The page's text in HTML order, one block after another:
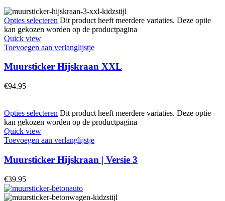
Opties selecteren Dit product heeft meerdere variaties. Deze optie
kan gekozen worden op de productpagina
Quick view
Toevoegen aan verlanglijstje
Muursticker Hijskraan XXL
€94.95
Opties selecteren Dit product heeft meerdere variaties. Deze optie
kan gekozen worden op de productpagina
Quick view
Toevoegen aan verlanglijstje
Muursticker Hijskraan | Versie 3
€39.95